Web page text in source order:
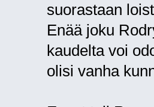
suorastaan
Enää joku
kaudelta voi
olisi vanha